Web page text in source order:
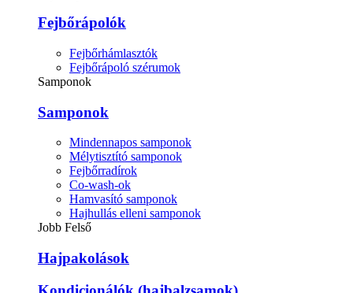
Fejbőrápolók
Fejbőrhámlasztók
Fejbőrápoló szérumok
Samponok
Samponok
Mindennapos samponok
Mélytisztító samponok
Fejbőrradírok
Co-wash-ok
Hamvasító samponok
Hajhullás elleni samponok
Jobb Felső
Hajpakolások